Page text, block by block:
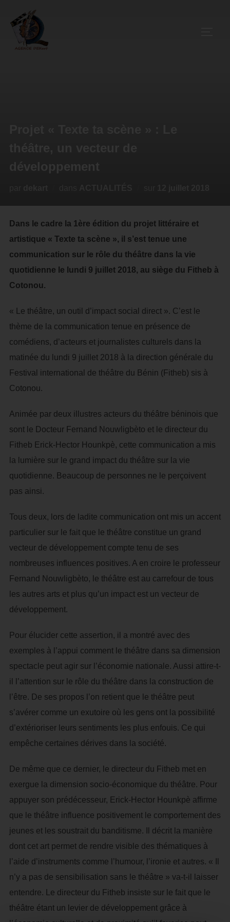
Dans le cadre la 1ère édition du projet littéraire et
artistique « Texte ta scène », il s’est tenue une
communication sur le rôle du théâtre dans la vie
quotidienne le lundi 9 juillet 2018, au siège du Fitheb à
Cotonou.
« Le théâtre, un outil d’impact social direct ». C’est le
thème de la communication tenue en présence de
comédiens, d’acteurs et journalistes culturels dans la
matinée du lundi 9 juillet 2018 à la direction générale du
Festival international de théâtre du Bénin (Fitheb) sis à
Cotonou.
Animée par deux illustres acteurs du théâtre béninois que
sont le Docteur Fernand Nouwligbèto et le directeur du
Fitheb Erick-Hector Hounkpè, cette communication a mis
la lumière sur le grand impact du théâtre sur la vie
quotidienne. Beaucoup de personnes ne le perçoivent
pas ainsi.
Tous deux, lors de ladite communication ont mis un accent
particulier sur le fait que le théâtre constitue un grand
vecteur de développement compte tenu de ses
nombreuses influences positives. A en croire le professeur
Fernand Nouwligbèto, le théâtre est au carrefour de tous
les autres arts et plus qu’un impact est un vecteur de
développement.
Pour élucider cette assertion, il a montré avec des
exemples à l’appui comment le théâtre dans sa dimension
spectacle peut agir sur l’économie nationale. Aussi attire-t-
il l’attention sur le rôle du théâtre dans la construction de
l’être. De ses propos l’on retient que le théâtre peut
s’avérer comme un exutoire où les gens ont la possibilité
d’extérioriser leurs sentiments les plus enfouis. Ce qui
empêche certaines dérives dans la société.
De même que ce dernier, le directeur du Fitheb met en
exergue la dimension socio-économique du théâtre. Pour
appuyer son prédécesseur, Erick-Hector Hounkpè affirme
que le théâtre influence positivement le comportement des
jeunes et les soustrait du banditisme. Il décrit la manière
dont cet art permet de rendre visible des thématiques à
l’aide d’instruments comme l’humour, l’ironie et autres. « Il
n’y a pas de sensibilisation sans le théâtre » va-t-il laisser
entendre. Le directeur du Fitheb insiste sur le fait que le
théâtre étant un levier de développement grâce à